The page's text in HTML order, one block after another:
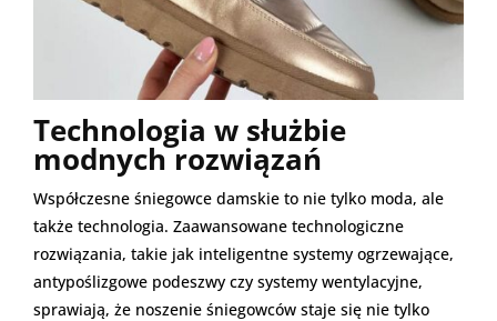
Technologia w służbie
modnych rozwiązań
Współczesne śniegowce damskie to nie tylko moda, ale
także technologia. Zaawansowane technologiczne
rozwiązania, takie jak inteligentne systemy ogrzewające,
antypoślizgowe podeszwy czy systemy wentylacyjne,
sprawiają, że noszenie śniegowców staje się nie tylko